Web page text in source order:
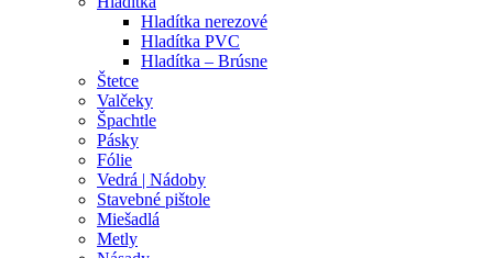
Hladítka nerezové
Hladítka PVC
Hladítka – Brúsne
Štetce
Valčeky
Špachtle
Pásky
Fólie
Vedrá | Nádoby
Stavebné pištole
Miešadlá
Metly